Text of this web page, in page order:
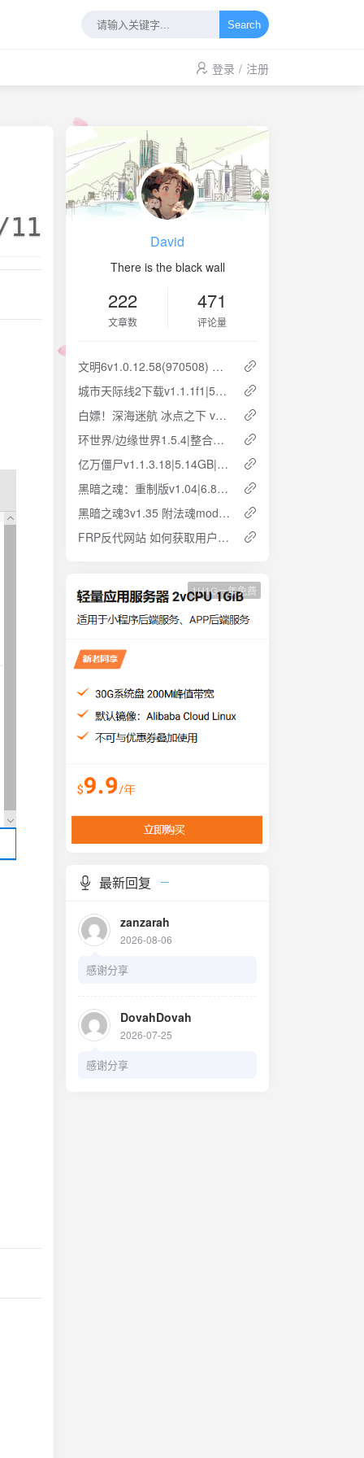
Search
登录 / 注册
11 David
There is the black wall
222
文章数
471
评论量
文明6v1.0.12.58(970508) 中文版 全DLC 云盘下载 解压即玩
城市天际线2下载v1.1.1f1|59.3GB|官方简体中文 云盘下载 解压即玩
白嫖！深海迷航 冰点之下 v49700|8GB|官方简体中文|云盘下载 解压即玩
环世界/边缘世界1.5.4|整合DLC|740MB|简体中文 云盘下载 解压即玩
亿万僵尸v1.1.3.18|5.14GB|简体中文 解压即玩 免安装 云盘下载
黑暗之魂：重制版v1.04|6.87GB|官方简体中文 解压即玩 云盘下载
黑暗之魂3v1.35 附法魂mod整合版 全DLC 25G简体中文 云盘下载
FRP反代网站 如何获取用户真实IP而非127.0.0.1
1H1G一年免费
最新回复
zanzarah
2026-08-06
感谢分享
DovahDovah
2026-07-25
感谢分享